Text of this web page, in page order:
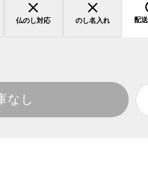
仏のし対応 のし名入れ 配
なし